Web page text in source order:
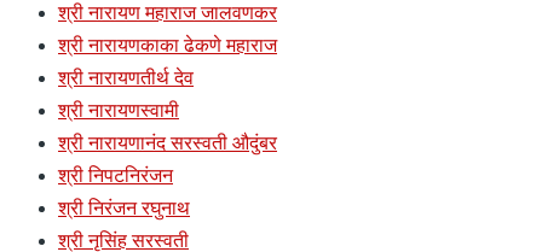
श्री नारायण महाराज जालवणकर
श्री नारायणकाका ढेकणे महाराज
श्री नारायणतीर्थ देव
श्री नारायणस्वामी
श्री नारायणानंद सरस्वती औदुंबर
श्री निपटनिरंजन
श्री निरंजन रघुनाथ
श्री नृसिंह सरस्वती